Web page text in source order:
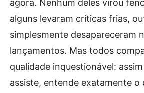
agora. Nenhum deles virou
alguns levaram críticas frias,
simplesmente desapareceram
lançamentos. Mas todos
qualidade inquestionável:
assiste, entende exatamente o